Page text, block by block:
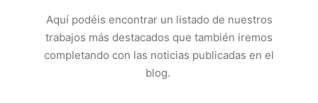
Aquí podéis encontrar un listado de nuestros
trabajos más destacados que también iremos
completando con las noticias publicadas en el
blog.